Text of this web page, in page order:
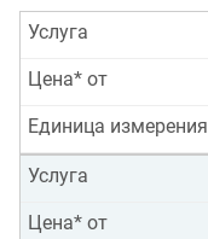
Услуга
Цена* от
Единица измерения
Услуга
Цена* от